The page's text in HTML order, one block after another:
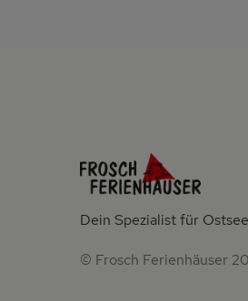
Dein Spezialist für
© Frosch Ferienhäuser